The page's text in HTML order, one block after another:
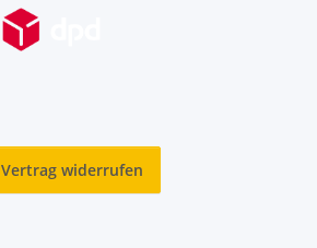
Vertrag widerrufen